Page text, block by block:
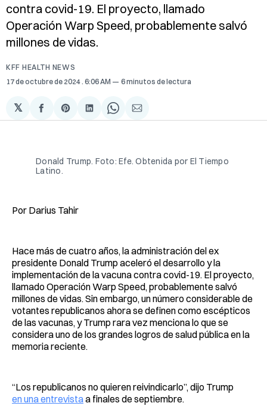
contra covid-19. El proyecto, llamado
Operación Warp Speed, probablemente salvó
millones de vidas.
KFF HEALTH NEWS
17 de octubre de 2024 . 6:06 AM 6 minutos de lectura
𝕏
Compartir
en
Share
on
Compartir
en
Share
on
Compartir
via
Donald Trump. Foto: Efe. Obtenida por El Tiempo
Latino.
Por Darius Tahir
Hace más de cuatro años, la administración del ex
presidente Donald Trump aceleró el desarrollo y la
implementación de la vacuna contra covid-19. El proyecto,
llamado Operación Warp Speed, probablemente salvó
millones de vidas. Sin embargo, un número considerable de
votantes republicanos ahora se definen como escépticos
de las vacunas, y Trump rara vez menciona lo que se
considera uno de los grandes logros de salud pública en la
memoria reciente.
“Los republicanos no quieren reivindicarlo”, dijo Trump
en una entrevistaa finales de septiembre.